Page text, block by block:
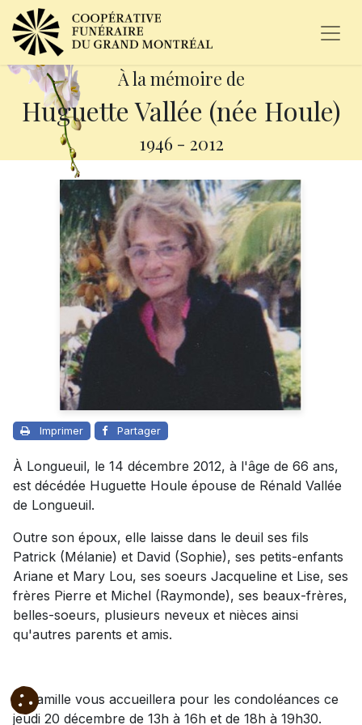
À la mémoire de
Huguette Vallée (née Houle)
1946 - 2012
Imprimer Partager
À Longueuil, le 14 décembre 2012, à l'âge de 66 ans,
est décédée Huguette Houle épouse de Rénald Vallée
de Longueuil.
Outre son époux, elle laisse dans le deuil ses fils
Patrick (Mélanie) et David (Sophie), ses petits-enfants
Ariane et Mary Lou, ses soeurs Jacqueline et Lise, ses
frères Pierre et Michel (Raymonde), ses beaux-frères,
belles-soeurs, plusieurs neveux et nièces ainsi
qu'autres parents et amis.
La famille vous accueillera pour les condoléances ce
jeudi 20 décembre de 13h à 16h et de 18h à 19h30.